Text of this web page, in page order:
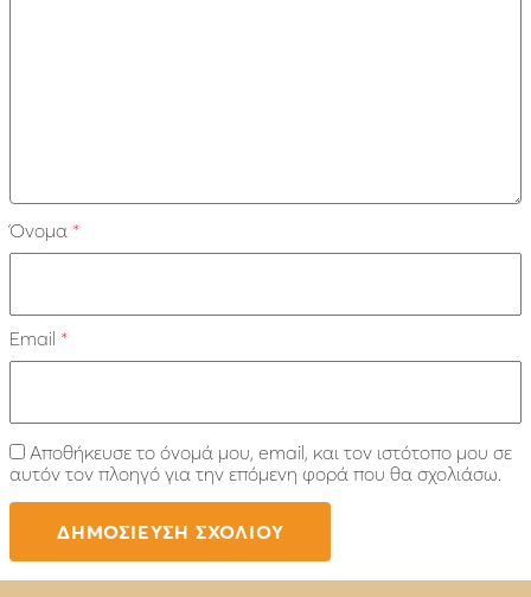
Όνομα *
Email *
Αποθήκευσε το όνομά μου, email, και τον ιστότοπο μου σε
αυτόν τον πλοηγό για την επόμενη φορά που θα σχολιάσω.